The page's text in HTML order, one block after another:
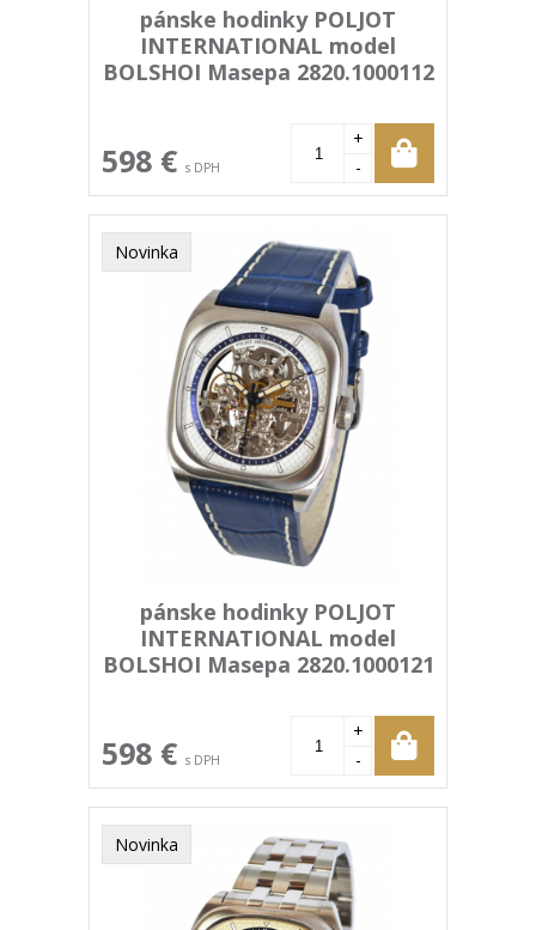
pánske hodinky POLJOT
INTERNATIONAL model
BOLSHOI Masepa 2820.1000112
598 € s DPH
+
-
Novinka
pánske hodinky POLJOT
INTERNATIONAL model
BOLSHOI Masepa 2820.1000121
598 € s DPH
+
-
Novinka